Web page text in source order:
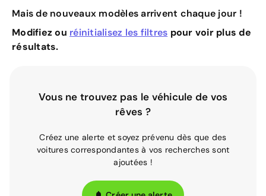
Mais de nouveaux modèles arrivent chaque jour !
Modifiez ou réinitialisez les filtres pour voir plus de
résultats.
Vous ne trouvez pas le véhicule de vos
rêves ?
Créez une alerte et soyez prévenu dès que des
voitures correspondantes à vos recherches sont
ajoutées !